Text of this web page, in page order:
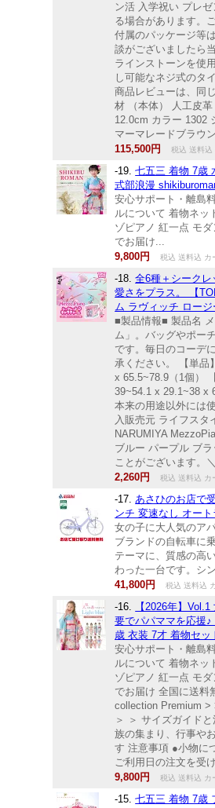
ン活 入学祝い プレ
る場合があります。
付属のパッケージ等
談がございましたら
ラインストーンを使
し可能なネジ式のタ
商品レビューは、同
材 （本体） 人工皮
12.0cm カラー 1302
マーマレードブラウ
115,500円
税込 送料込
-19.七五三 着物 7歳
式部浪漫
安心サポート・離島
ルについて 着物ネッ
ゾピアノ 紅一点 モ
でお届け...
9,800円
税込 送料込 カ
-18.全6種＋シーク
愛さをプラス。 【
ム ラヴィッチ ロー
■製品情報■ 製品名
ム」。バッグやポー
です。毎日のコーデ
承ください。 【単
x 65.5~78.9（1個）
39~54.1 x 29.1~38 x
本来の用途以外には
入販売元 ライフス
NARUMIYA
ブルー パープル ブ
ことがございます。
2,260円
税込 送料込 カ
-17.あさひのお店で
ンチ 変速なし オー
女の子に大人気のア
ブランドの自転車に
テーマに、質感の高
わった一台です。シ
41,800円
税込 送料込
-16.
【2026年】
要でパパママを応援
歳 衣装 7才 着物セ
安心サポート・離島
ルについて 着物ネッ
ゾピアノ 紅一点 モ
でお届け 全国に送料
collection Premium >
＞ ＞ サイズガイド
族の集まり、行事や
す 注意事項 ●小物に
ご利用日の注文を受
9,800円
税込 送料込 カ
-15.七五三 着物 7歳